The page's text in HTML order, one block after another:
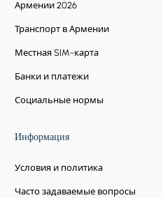
Армении 2026
Транспорт в Армении
Местная SIM-карта
Банки и платежи
Социальные нормы
Информация
Условия и политика
Часто задаваемые вопросы